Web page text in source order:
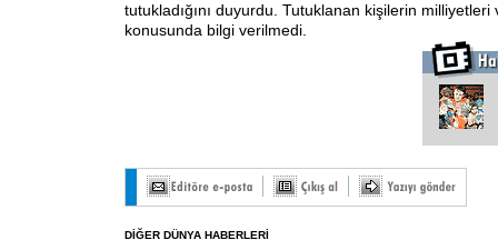
tutukladığını duyurdu. Tutuklanan kişilerin milliyetleri
konusunda bilgi verilmedi.
DİĞER DÜNYA HABERLERİ